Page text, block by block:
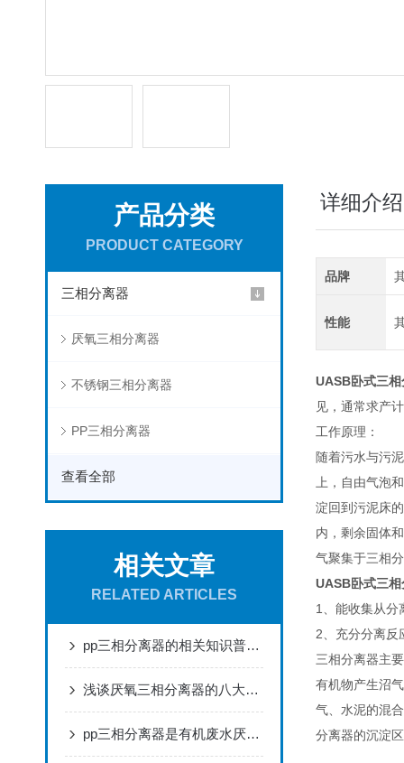
产品分类
PRODUCT CATEGORY
三相分离器
厌氧三相分离器
不锈钢三相分离器
PP三相分离器
查看全部
相关文章
RELATED ARTICLES
pp三相分离器的相关知识普及，你一定要知道
浅谈厌氧三相分离器的八大特点
pp三相分离器是有机废水厌氧生物处理反应器中的关键设备
详细介绍
品牌
性能
UASB卧式三相
见，通常求产
工作原理：
随着污水与污
上，自由气泡
淀回到污泥床
内，剩余固体
气聚集于三相
UASB卧式三相
1、能收集从分
2、充分分离反
三相分离器主
有机物产生沼
气、水泥的混
分离器的沉淀